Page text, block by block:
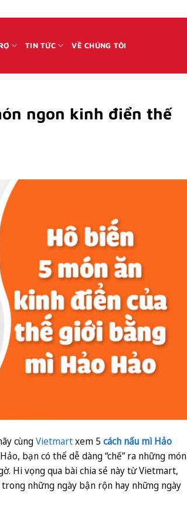
TIN TỨC VỀ CHÚNG TÔI
ngon kinh điển thế
cùngVietmartxem 5 cách nấu mì Hảo
bạn có thể dễ dàng “chế” ra những món
Hi vọng qua bài chia sẻ này từ Vietmart,
những ngày bận rộn hay những ngày